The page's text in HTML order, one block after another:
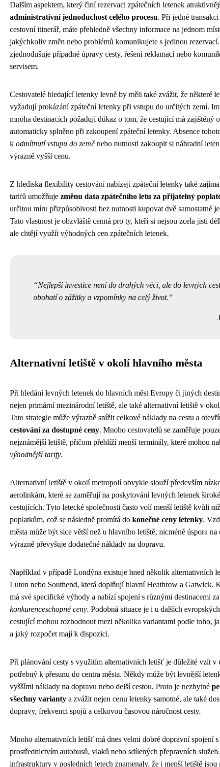
Dalším aspektem, který činí rezervaci zpátečních letenek
administrativní jednoduchost celého procesu. Při jedné
cestovní itinerář, máte přehledně všechny informace na jednom
jakýchkoliv změn nebo problémů komunikujete s jedinou
zjednodušuje případné úpravy cesty, řešení reklamací nebo
servisem.
Cestovatelé hledající letenky levně by měli také zvážit, že některé
vyžadují prokázání zpáteční letenky při vstupu do určitých zemí.
mnoha destinacích požadují důkaz o tom, že cestující má zajištěný
automaticky splněno při zakoupení zpáteční letenky. Absence
k odmítnutí vstupu do země nebo nutnosti zakoupit si náhradní
výrazně vyšší cenu.
Z hlediska flexibility cestování nabízejí zpáteční letenky také
tarifů umožňuje změnu data zpátečního letu za přijatelný
určitou míru přizpůsobivosti bez nutnosti kupovat dvě samostatné
Tato vlastnost je obzvláště cenná pro ty, kteří si nejsou zcela jisti
ale chtějí využít výhodných cen zpátečních letenek.
Nejlepší investice není do drahých věcí, ale do levných
obohatí o zážitky a vzpomínky na celý život.
Alternativní letiště v okolí hlavního města
Při hledání levných letenek do hlavních měst Evropy či jiných
nejen primární mezinárodní letiště, ale také alternativní letiště v
Tato strategie může výrazně snížit celkové náklady na cestu a
cestování za dostupné ceny. Mnoho cestovatelů se zaměřuje
nejznámější letiště, přičom přehlíží menší terminály, které mohou
výhodnější tarify.
Alternativní letiště v okolí metropolí obvykle slouží především
aerolinkám, které se zaměřují na poskytování levných letenek
cestujících. Tyto letecké společnosti často volí menší letiště kvůli
poplatkům, což se následně promítá do konečné ceny letenky.
města může být sice větší než u hlavního letiště, nicméně úspora na
výrazně převyšuje dodatečné náklady na dopravu.
Například v případě Londýna existuje hned několik alternativních
Luton nebo Southend, která doplňují hlavní Heathrow a Gatwick.
má své specifické výhody a nabízí spojení s různými destinacemi
konkurenceschopné ceny. Podobná situace je i u dalších
cestující mohou rozhodnout mezi několika variantami podle toho,
a jaký rozpočet mají k dispozici.
Při plánování cesty s využitím alternativních letišť je důležité vzít v
potřebný k přesunu do centra města. Někdy může být levnější
vyššími náklady na dopravu nebo delší cestou. Proto je nezbytné
všechny varianty a zvážit nejen cenu letenky samotné, ale také
dopravy, frekvenci spojů a celkovou časovou náročnost cesty.
Mnoho alternativních letišť má dnes velmi dobré dopravní spojení s
prostřednictvím autobusů, vlaků nebo sdílených přepravních
infrastruktury v posledních letech znamenaly, že i menší letiště jsou